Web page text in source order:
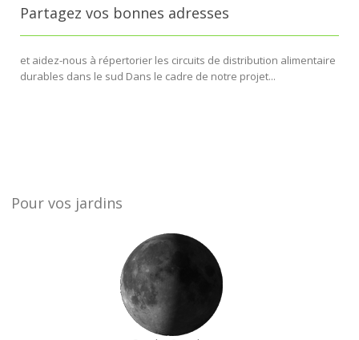
Partagez vos bonnes adresses
et aidez-nous à répertorier les circuits de distribution alimentaire
durables dans le sud Dans le cadre de notre projet...
Pour vos jardins